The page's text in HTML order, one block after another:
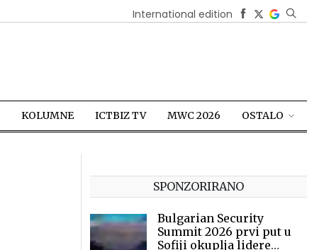
International edition
KOLUMNE ICTBIZ TV MWC 2026 OSTALO
SPONZORIRANO
Bulgarian Security
Summit 2026 prvi put u
Sofiji okuplja lidere